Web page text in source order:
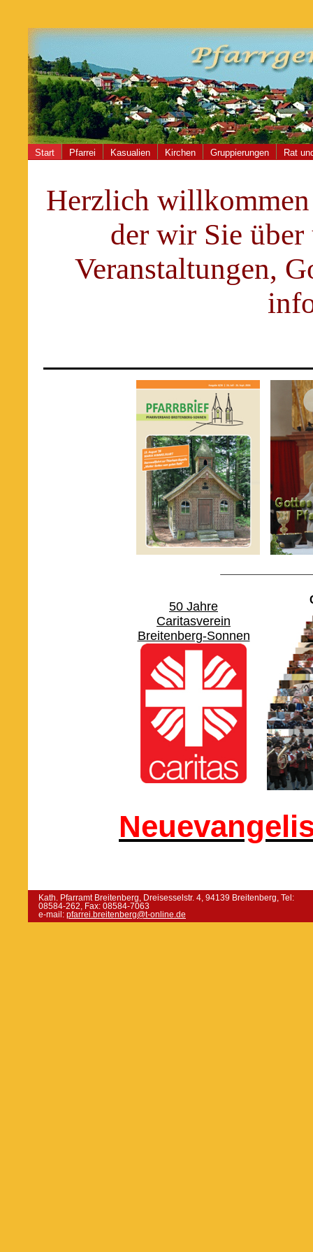
Start Pfarrei Kasualien Kirchen Gruppierungen Rat
Herzlich willkommen
der wir Sie über
Veranstaltungen,
50 Jahre
Caritasverein
Breitenberg-Sonnen
Kath. Pfarramt Breitenberg, Dreisesselstr. 4, 94139 Breitenberg, Tel:
08584-262, Fax: 08584-7063
e-mail: pfarrei.breitenberg@t-online.de